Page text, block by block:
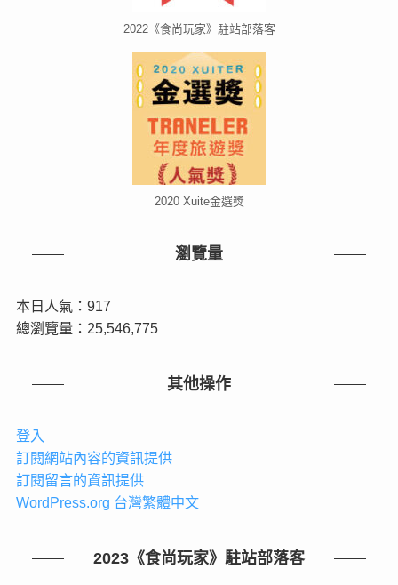
2022《食尚玩家》駐站部落客
2020 Xuite金選獎
瀏覽量
本日人氣：917
總瀏覽量：25,546,775
其他操作
登入
訂閱網站內容的資訊提供
訂閱留言的資訊提供
WordPress.org 台灣繁體中文
2023《食尚玩家》駐站部落客